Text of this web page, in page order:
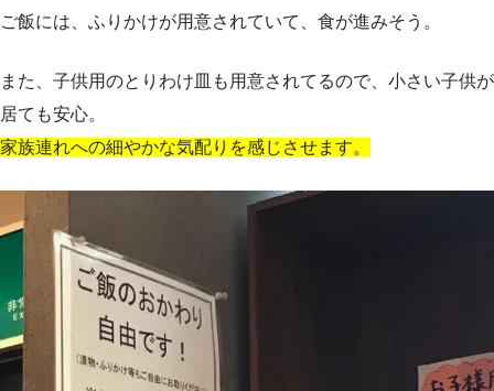
ご飯には、ふりかけが用意されていて、食が進みそう。
また、子供用のとりわけ皿も用意されてるので、小さい子供が
居ても安心。
家族連れへの細やかな気配りを感じさせます。